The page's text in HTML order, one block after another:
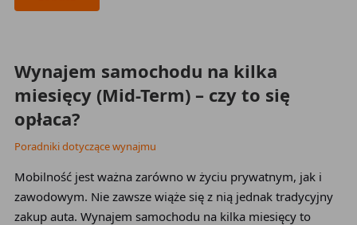
2026-03-25
Wynajem samochodu na kilka
miesięcy (Mid-Term) – czy to się
opłaca?
Poradniki dotyczące wynajmu
Mobilność jest ważna zarówno w życiu prywatnym, jak i
zawodowym. Nie zawsze wiąże się z nią jednak tradycyjny
zakup auta. Wynajem samochodu na kilka miesięcy to